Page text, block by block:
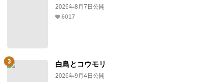
2026年8月7日公開
6017
白鳥とコウモリ
2026年9月4日公開